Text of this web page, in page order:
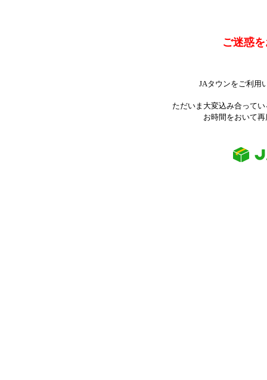
ご迷惑
JAタウンをご利用
ただいま大変込み合って
お時間をおいて